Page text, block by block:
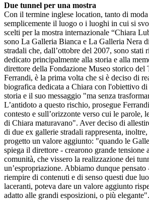
Due tunnel per una mostra
Con il termine inglese location, tanto di
semplicemente il luogo o i luoghi in cui si
scelti per la mostra internazionale “Chiara
sono La Galleria Bianca e La Galleria Nera
stradali che, dall’ottobre del 2007, sono stati
dedicato principalmente alla storia e alla
direttore della Fondazione Museo storico del
Ferrandi, è la prima volta che si è deciso di
biografica dedicata a Chiara con l'obiettivo di
storia e il suo messaggio "ma senza
L’antidoto a questo rischio, prosegue
contesto e sull’orizzonte verso cui le parole,
di Chiara maturavano". Aver deciso di
di due ex gallerie stradali rappresenta,
progetto un valore aggiunto: "quando le
spiega il direttore - crearono grande tensione
comunità, che vissero la realizzazione dei
un’espropriazione. Abbiamo dunque pensato
riempire di contenuti e di senso questi due
laceranti, poteva dare un valore aggiunto
adatto alle grandi esposizioni, o più elegante".